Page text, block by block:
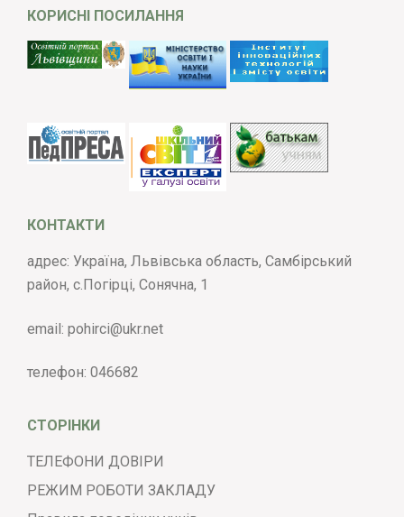
КОРИСНІ ПОСИЛАННЯ
КОНТАКТИ
адрес: Україна, Львівська область, Самбірський
район, с.Погірці, Сонячна, 1
email: pohirci@ukr.net
телефон: 046682
СТОРІНКИ
ТЕЛЕФОНИ ДОВІРИ
РЕЖИМ РОБОТИ ЗАКЛАДУ